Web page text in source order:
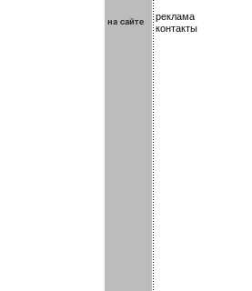
реклама
контакты